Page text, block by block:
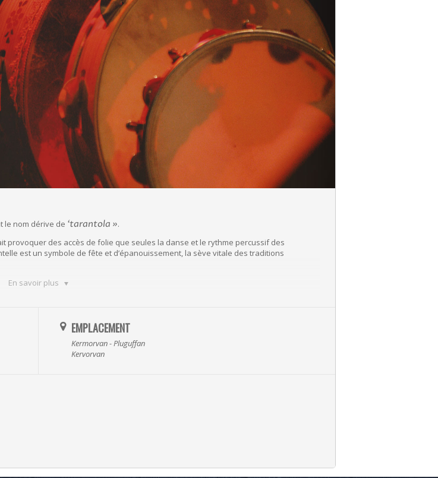
En savoir plus
le nom dérive de ‘tarantola ».
provoquer des accès de folie que seules la danse et le rythme percussif des
est un symbole de fête et d’épanouissement, la sève vitale des traditions
de chants, de musique et de danse. Aujourd’hui, elle vit depuis 15 ans en
auprès d’un public curieux de découvrir les musiques traditionnelles de son pays.
EMPLACEMENT
Kermorvan - Pluguffan
Kervorvan